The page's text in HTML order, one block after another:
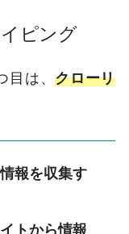
ピング
目は、クローリ
報を収集す
トから情報